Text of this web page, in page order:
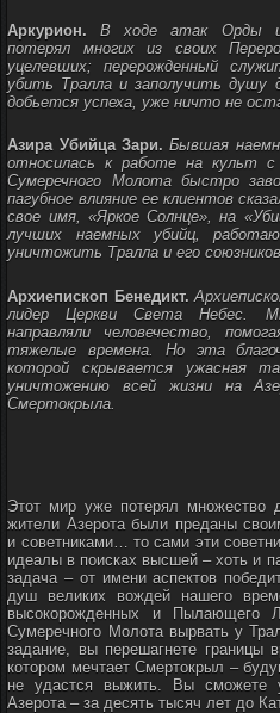
Аркурион.
В ходе атак Орды и
потерял многих из своих
уцелевших; перерожденный
убить Тралла и заполучить душу
добьется успеха, уже ничто не
Азира Убийца Зари. Бывшая
относилась к работе на культ
Сумеречного Молота быстро
пагубное влияние ее клиентов
свое имя, «Яркое Солнце», на
лучших наемных убийц,
уничтожить Тралла и его
Архиепископ Бенедикт.
лидер Церкви Света Небес.
направляли человечество,
тяжелые времена. Но эта
которой скрывается ужасная
уничтожению всей жизни на
Смертокрыла.
Этот мир уже потерял множество
жители Азерота были преданы
и советниками… то сами эти
идеалы в поисках высшей – хоть и
задача – от имени аспектов
душ великих вождей нашего
высокорожденных и Пылающего
Сумеречного Молота вырвать у
задание, вы перешагнете
котором мечтает Смертокрыл –
не удастся выжить. Вы сможете
Азерота – за десять тысяч лет до